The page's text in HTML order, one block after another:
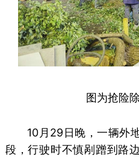
图为抢险
10月29日晚，一辆外
段，行驶时不慎剐蹭到路